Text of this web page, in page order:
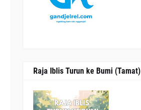
Raja Iblis Turun ke Bumi (Tamat)